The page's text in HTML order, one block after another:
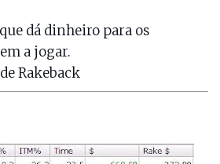
dá dinheiro para os
a jogar.
Rakeback